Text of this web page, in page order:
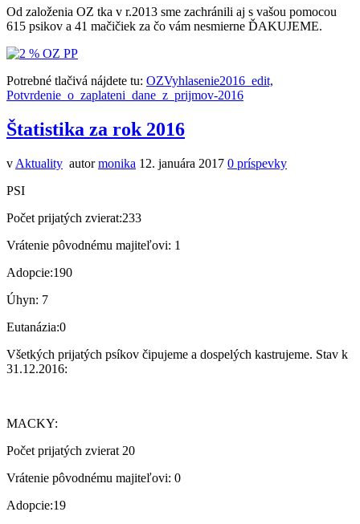
Od založenia OZ tka v r.2013 sme zachránili aj s vašou pomocou
615 psikov a 41 mačičiek za čo vám nesmierne ĎAKUJEME.
Potrebné tlačivá nájdete tu: OZVyhlasenie2016_edit,
Potvrdenie_o_zaplateni_dane_z_prijmov-2016
Štatistika za rok 2016
v Aktuality autormonika 12. januára 2017 0 príspevky
PSI
Počet prijatých zvierat:233
Vrátenie pôvodnému majiteľovi: 1
Adopcie:190
Úhyn: 7
Eutanázia:0
Všetkých prijatých psíkov čipujeme a dospelých kastrujeme. Stav k
31.12.2016:
MACKY:
Počet prijatých zvierat 20
Vrátenie pôvodnému majiteľovi: 0
Adopcie:19